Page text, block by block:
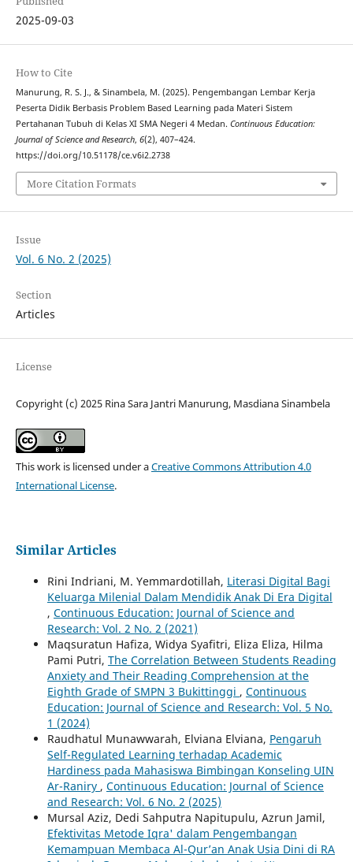
2025-09-03
How to Cite
Manurung, R. S. J., & Sinambela, M. (2025). Pengembangan Lembar Kerja
Peserta Didik Berbasis Problem Based Learning pada Materi Sistem
Pertahanan Tubuh di Kelas XI SMA Negeri 4 Medan. Continuous Education:
Journal of Science and Research, 6(2), 407–424.
https://doi.org/10.51178/ce.v6i2.2738
More Citation Formats
Issue
Vol. 6 No. 2 (2025)
Section
Articles
License
Copyright (c) 2025 Rina Sara Jantri Manurung, Masdiana Sinambela
This work is licensed under aCreative Commons Attribution 4.0
International License.
Similar Articles
Rini Indriani, M. Yemmardotillah, Literasi Digital Bagi
Keluarga Milenial Dalam Mendidik Anak Di Era Digital
, Continuous Education: Journal of Science and
Research: Vol. 2 No. 2 (2021)
Maqsuratun Hafiza, Widya Syafitri, Eliza Eliza, Hilma
Pami Putri, The Correlation Between Students Reading
Anxiety and Their Reading Comprehension at the
Eighth Grade of SMPN 3 Bukittinggi , Continuous
Education: Journal of Science and Research: Vol. 5 No.
1 (2024)
Raudhatul Munawwarah, Elviana Elviana, Pengaruh
Self-Regulated Learning terhadap Academic
Hardiness pada Mahasiswa Bimbingan Konseling UIN
Ar-Raniry , Continuous Education: Journal of Science
and Research: Vol. 6 No. 2 (2025)
Mursal Aziz, Dedi Sahputra Napitupulu, Azrun Jamil,
Efektivitas Metode Iqra' dalam Pengembangan
Kemampuan Membaca Al-Qur’an Anak Usia Dini di RA